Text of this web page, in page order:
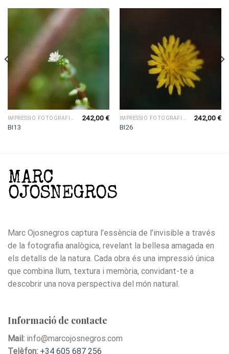
BI13
242,00€
BI26
242,00€
Marc Ojosnegros captura l’essència de l’invisible a través
de la fotografia analògica, revelant la bellesa amagada en
els detalls de la natura. Cada obra és una impressió única
que combina llum, textura i memòria, convidant-te a
descobrir una nova perspectiva del món natural.
Informació de contacte
Mail: info@marcojosnegros.com
Telèfon: +34 605 687 256